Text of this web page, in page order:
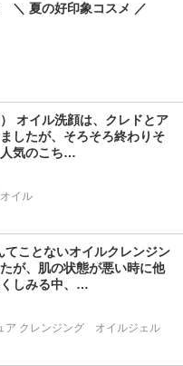
＼ 夏の好印象コスメ ／
オイル洗顔は、クレドとア
したが、そろそろ終わりそ
気のこち…
イル
ことないオイルクレンジン
が、肌の状態が悪い時に他
しみる中、…
ア クレンジング　オイルジェル